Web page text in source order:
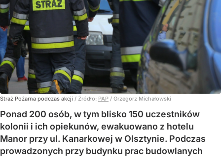
Straż Pożarna podczas akcji / Źródło: PAP / Grzegorz Michałowski
Ponad 200 osób, w tym blisko 150 uczestników
kolonii i ich opiekunów, ewakuowano z hotelu
Manor przy ul. Kanarkowej w Olsztynie. Podczas
prowadzonych przy budynku prac budowlanych